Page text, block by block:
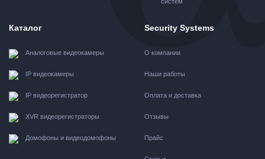
Каталог
Аналоговые видеокамеры
IP видеокамеры
IP видеорегистратор
XVR видеорегистраторы
Домофоны и видеодомофоны
Security Systems
О компании
Наши работы
Оплата и доставка
Отзывы
Прайс